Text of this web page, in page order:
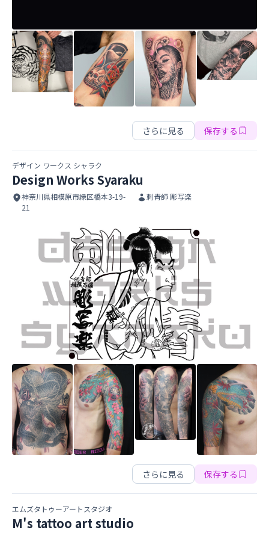
さらに見る 保存する
デザイン ワークス シャラク
Design Works Syaraku
神奈川県相模原市緑区橋本3-19-
21
刺青師 彫写楽
さらに見る 保存する
エムズタトゥーアートスタジオ
M's tattoo art studio